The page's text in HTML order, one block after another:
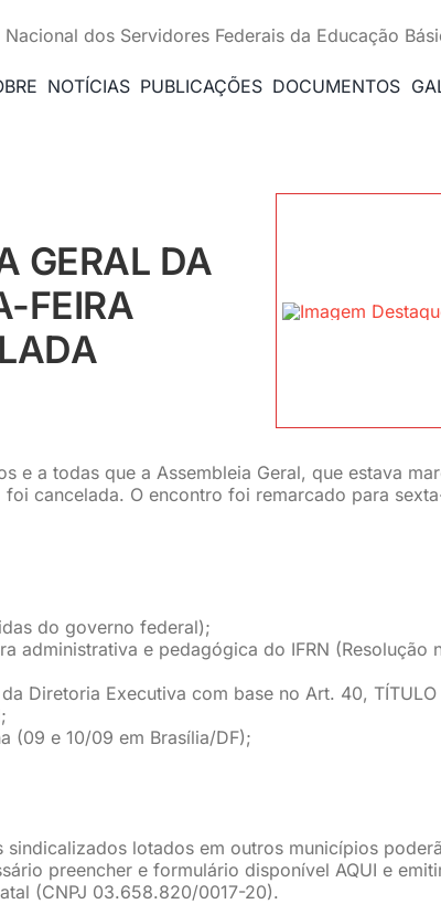
Nacional dos Servidores Federais da Educação
NOTÍCIAS PUBLICAÇÕES DOCUMENTOS
GERAL DA
FEIRA
e a todas que a Assembleia Geral, que estava
cancelada. O encontro foi remarcado para
do governo federal);
administrativa e pedagógica do IFRN (Resolução
Diretoria Executiva com base no Art. 40, TÍTULO
(09 e 10/09 em Brasília/DF);
sindicalizados lotados em outros municípios
preencher e formulário disponível AQUI e
(CNPJ 03.658.820/0017-20).